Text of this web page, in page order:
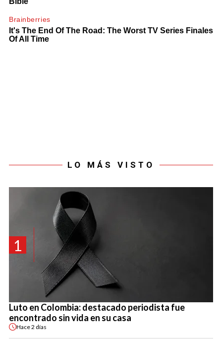
LO MÁS VISTO
1
Luto en Colombia: destacado periodista fue
encontrado sin vida en su casa
Hace2 días